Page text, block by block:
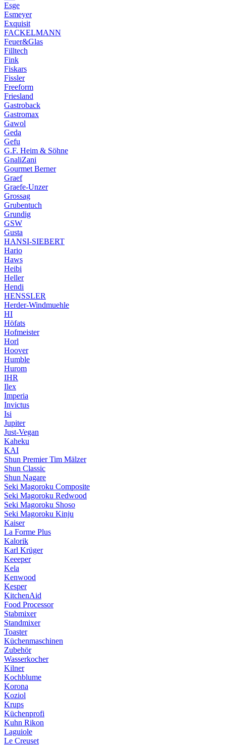
Esge
Esmeyer
Exquisit
FACKELMANN
Feuer&Glas
Filltech
Fink
Fiskars
Fissler
Freeform
Friesland
Gastroback
Gastromax
Gawol
Geda
Gefu
G.F. Heim & Söhne
GnaliZani
Gourmet Berner
Graef
Graefe-Unzer
Grossag
Grubentuch
Grundig
GSW
Gusta
HANSI-SIEBERT
Hario
Haws
Heibi
Heller
Hendi
HENSSLER
Herder-Windmuehle
HI
Höfats
Hofmeister
Horl
Hoover
Humble
Hurom
IHR
Ilex
Imperia
Invictus
Isi
Jupiter
Just-Vegan
Kaheku
KAI
Shun Premier Tim Mälzer
Shun Classic
Shun Nagare
Seki Magoroku Composite
Seki Magoroku Redwood
Seki Magoroku Shoso
Seki Magoroku Kinju
Kaiser
La Forme Plus
Kalorik
Karl Krüger
Keeeper
Kela
Kenwood
Kesper
KitchenAid
Food Processor
Stabmixer
Standmixer
Toaster
Küchenmaschinen
Zubehör
Wasserkocher
Kilner
Kochblume
Korona
Koziol
Krups
Küchenprofi
Kuhn Rikon
Laguiole
Le Creuset